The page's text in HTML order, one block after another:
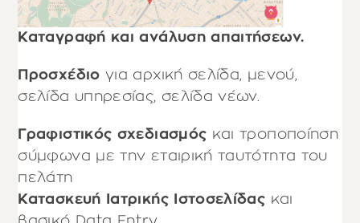
Καταγραφή και ανάλυση απαιτήσεων.
Προσχέδιο για αρχική σελίδα, μενού,
σελίδα υπηρεσίας, σελίδα νέων.
Γραφιστικός σχεδιασμός και τροποποίηση
σύμφωνα με την εταιρική ταυτότητα του
πελάτη
Κατασκευή Ιατρικής Ιστοσελίδας και